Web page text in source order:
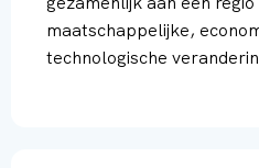
maatschappelijke,
technologische